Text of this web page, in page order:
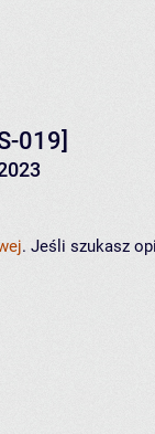
019]
. Jeśli szukasz